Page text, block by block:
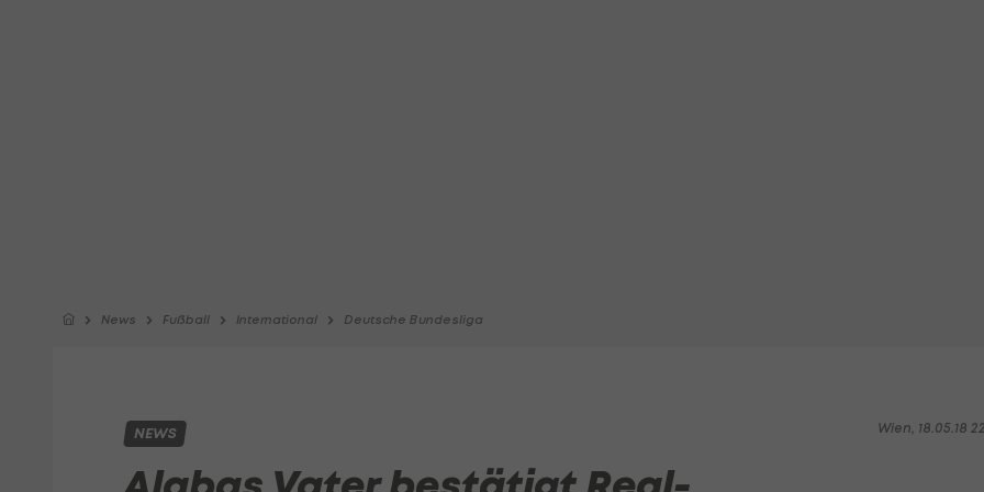
News Fußball International Deutsche Bundesliga
Wien, 18.05.18
NEWS